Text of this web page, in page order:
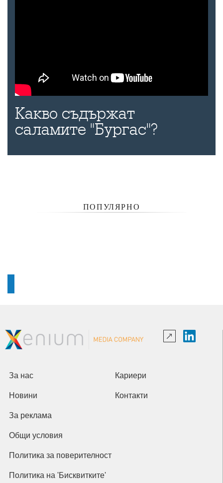
Какво съдържат
саламите "Бургас"?
ПОПУЛЯРНО
За нас Кариери
Новини Контакти
За реклама
Общи условия
Политика за поверителност
Политика на 'Бисквитките'